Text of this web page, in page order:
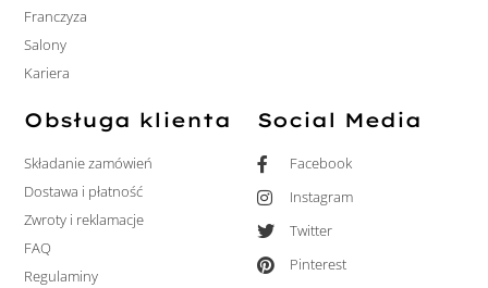
Franczyza
Salony
Kariera
Obsługa klienta
Składanie zamówień
Dostawa i płatność
Zwroty i reklamacje
FAQ
Regulaminy
Social Media
Facebook
Instagram
Twitter
Pinterest